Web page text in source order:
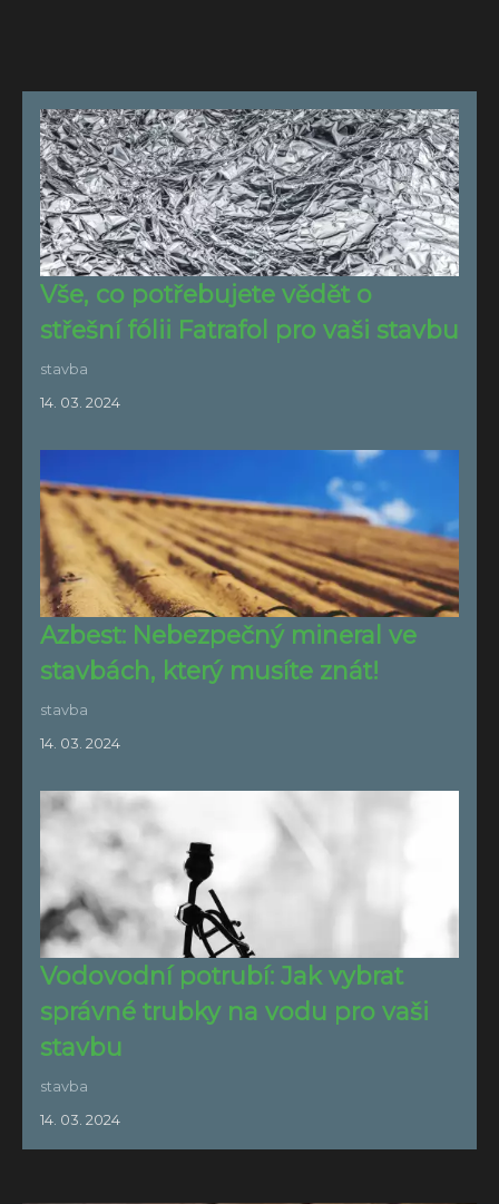
Vše, co potřebujete vědět o
střešní fólii Fatrafol pro vaši stavbu
stavba
14. 03. 2024
Azbest: Nebezpečný mineral ve
stavbách, který musíte znát!
stavba
14. 03. 2024
Vodovodní potrubí: Jak vybrat
správné trubky na vodu pro vaši
stavbu
stavba
14. 03. 2024